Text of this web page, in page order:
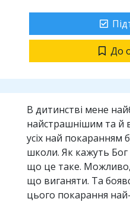
До
В дитинстві мене
найстрашнішим та й
усіх най покаранням
школи. Як кажуть
що це таке.
що виганяти. Та
цього покарання